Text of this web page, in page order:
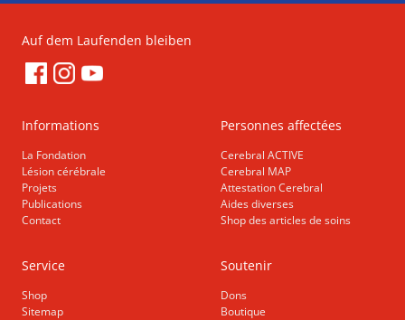
Auf dem Laufenden bleiben
Informations
La Fondation
Lésion cérébrale
Projets
Publications
Contact
Personnes affectées
Cerebral ACTIVE
Cerebral MAP
Attestation Cerebral
Aides diverses
Shop des articles de soins
Service
Shop
Sitemap
Soutenir
Dons
Boutique